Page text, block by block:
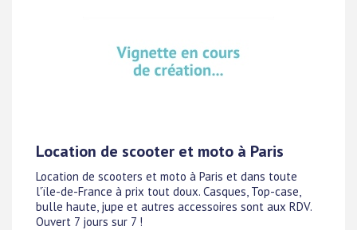
Location de scooter et moto à Paris
Location de scooters et moto à Paris et dans toute
l'ïle-de-France à prix tout doux. Casques, Top-case,
bulle haute, jupe et autres accessoires sont aux RDV.
Ouvert 7 jours sur 7 !